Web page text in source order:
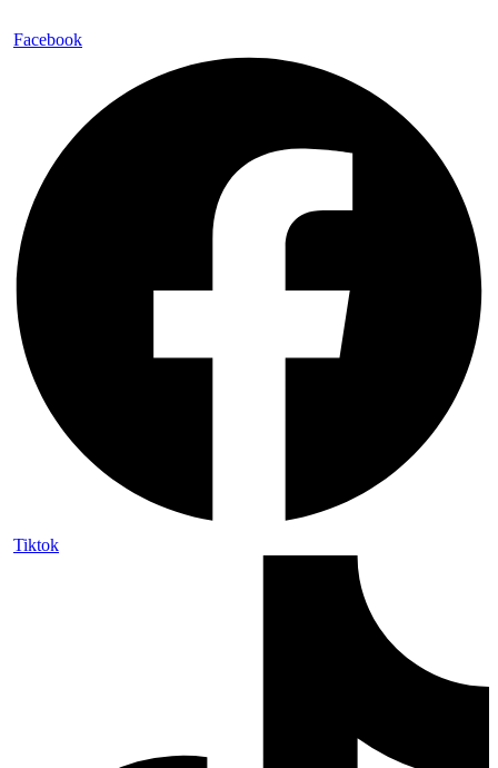
Facebook
Tiktok